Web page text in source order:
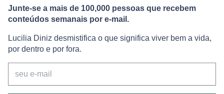
Junte-se a mais de 100,000 pessoas que recebem
conteúdos semanais por e-mail.
Lucilia Diniz desmistifica o que significa viver bem a vida,
por dentro e por fora.